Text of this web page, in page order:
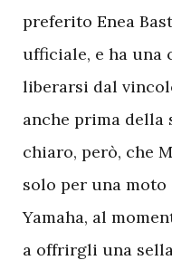
preferito Enea
ufficiale, e ha una
liberarsi dal
anche prima della
chiaro, però, che
solo per una
Yamaha, al
a offrirgli una